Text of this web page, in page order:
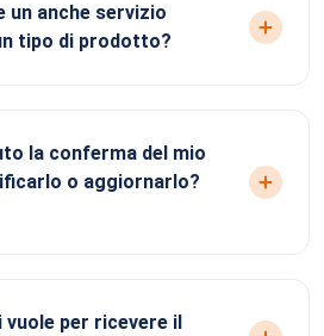
un anche servizio
tipo di prodotto?
la conferma del mio
o aggiornarlo?
per ricevere il